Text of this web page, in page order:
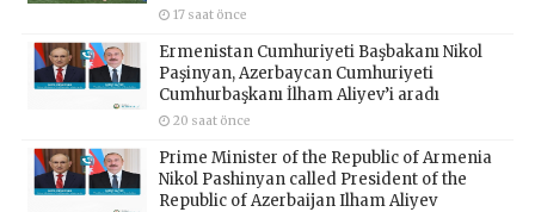
17 saat önce
Ermenistan Cumhuriyeti Başbakanı Nikol
Paşinyan, Azerbaycan Cumhuriyeti
Cumhurbaşkanı İlham Aliyev’i aradı
20 saat önce
Prime Minister of the Republic of Armenia
Nikol Pashinyan called President of the
Republic of Azerbaijan Ilham Aliyev